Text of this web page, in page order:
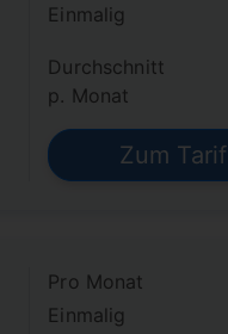
Einmalig
Durchschnitt
p. Monat
Zum Tarif
Pro Monat
Einmalig